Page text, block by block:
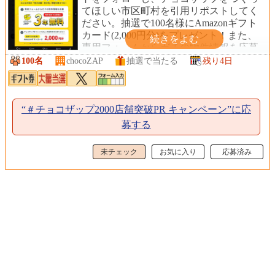
てほしい市区町村を引用リポストしてく
ださい。抽選で100名様にAmazonギフト
カード(2,000円分)をプレゼント！また、
専用フォームからガチの物件情報を応募
ください。物件成約で応募者に
chocoZAP3年無料をプレゼントします。
100名 chocoZAP 抽選で当たる 残り4日
“＃チョコザップ2000店舗突破PR キャンペーン”に応
募する
未チェック お気に入り 応募済み